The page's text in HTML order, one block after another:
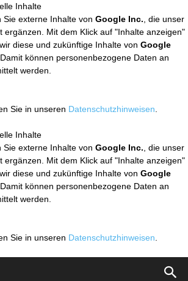
Inhalte
Sie externe Inhalte von Google Inc. , die unser
ergänzen. Mit dem Klick auf "Inhalte anzeigen"
diese und zukünftige Inhalte von Google
können personenbezogene Daten an
werden.
Sie in unseren Datenschutzhinweisen
Inhalte
Sie externe Inhalte von Google Inc. , die unser
ergänzen. Mit dem Klick auf "Inhalte anzeigen"
diese und zukünftige Inhalte von Google
können personenbezogene Daten an
werden.
Sie in unseren Datenschutzhinweisen